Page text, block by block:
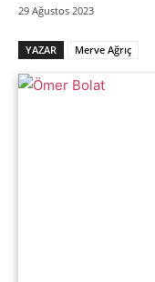
29 Ağustos 2023
YAZAR Merve Ağrıç